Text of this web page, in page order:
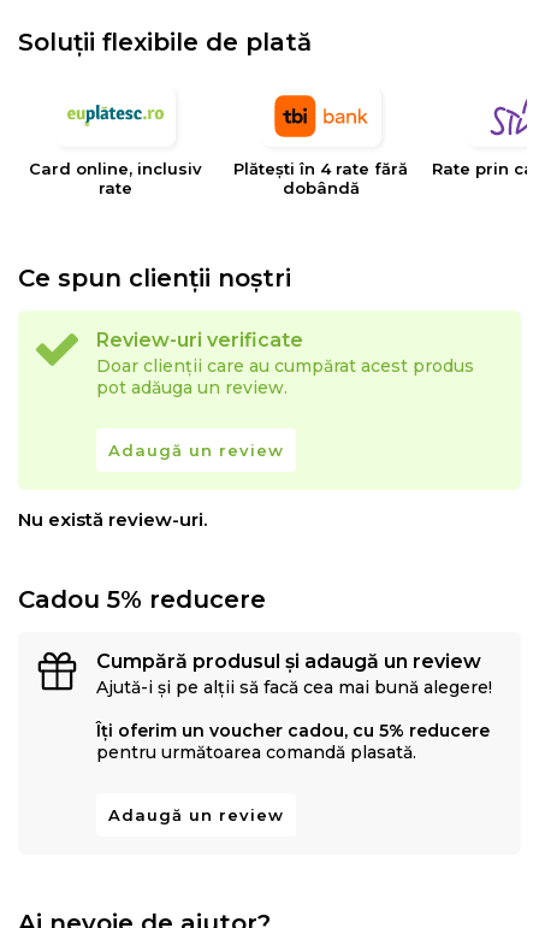
Soluții flexibile de plată
Card online, inclusiv
rate
Plătești în 4 rate fără
dobândă
Rate prin
Ce spun clienții noștri
Review-uri verificate
Doar clienții care au cumpărat acest produs
pot adăuga un review.
Adaugă un review
Nu există review-uri.
Cadou 5% reducere
Cumpără produsul și adaugă un review
Ajută-i și pe alții să facă cea mai bună alegere!
Îți oferim un voucher cadou, cu 5% reducere
pentru următoarea comandă plasată.
Adaugă un review